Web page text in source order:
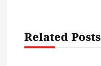
g
Related Posts